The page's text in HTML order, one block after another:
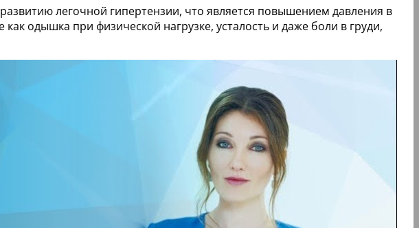
легочной гипертензии, что является повышением давления в
одышка при физической нагрузке, усталость и даже боли в груди,